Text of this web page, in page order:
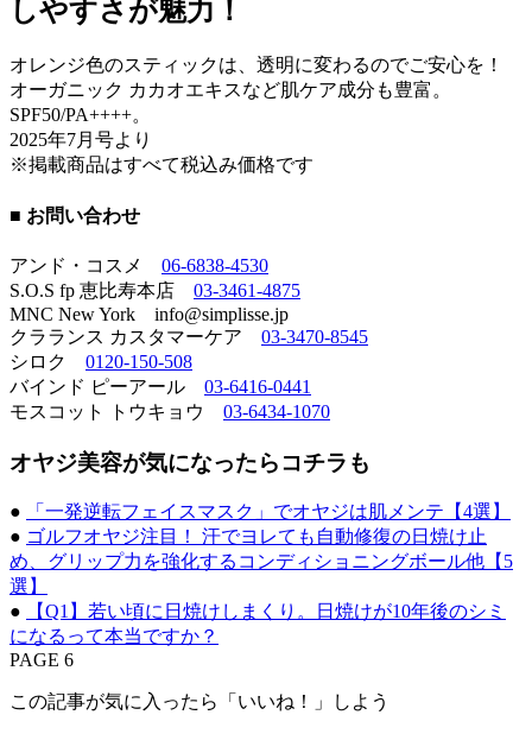
しやすさが魅力！
オレンジ色のスティックは、透明に変わるのでご安心を！
オーガニック カカオエキスなど肌ケア成分も豊富。
SPF50/PA++++。
2025年7月号より
※掲載商品はすべて税込み価格です
■ お問い合わせ
アンド・コスメ 06-6838-4530
S.O.S fp 恵比寿本店 03-3461-4875
MNC New York info@simplisse.jp
クラランス カスタマーケア 03-3470-8545
シロク 0120-150-508
バインド ピーアール 03-6416-0441
モスコット トウキョウ 03-6434-1070
オヤジ美容が気になったらコチラも
●
「一発逆転フェイスマスク」でオヤジは肌メンテ【4選】
● ゴルフオヤジ注目！ 汗でヨレても自動修復の日焼け止
め、グリップ力を強化するコンディショニングボール他【5
選】
●
【Q1】若い頃に日焼けしまくり。日焼けが10年後のシミ
になるって本当ですか？
PAGE 6
この記事が気に入ったら「いいね！」しよう